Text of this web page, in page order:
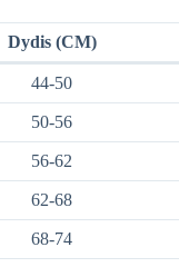
Dydis (CM)
44-50
50-56
56-62
62-68
68-74